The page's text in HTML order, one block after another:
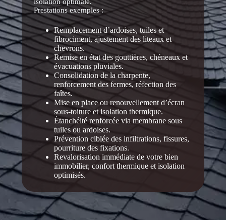
Prestations exemples :
Remplacement d’ardoises, tuiles et
fibrociment, ajustement des liteaux et
chevrons.
Remise en état des gouttières, chéneaux et
évacuations pluviales.
Consolidation de la charpente,
renforcement des fermes, réfection des
faîtes.
Mise en place ou renouvellement d’écran
sous-toiture et isolation thermique.
Étanchéité renforcée via membrane sous
tuiles ou ardoises.
Prévention ciblée des infiltrations, fissures,
pourriture des fixations.
Revalorisation immédiate de votre bien
immobilier, confort thermique et isolation
optimisés.